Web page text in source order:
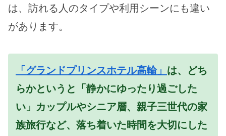
は、訪れる人のタイプや利用シーンにも違い
があります。
「グランドプリンスホテル高輪」 は、どち
らかというと「静かにゆったり過ごした
い」カップルやシニア層、親子三世代の家
族旅行など、落ち着いた時間を大切にした